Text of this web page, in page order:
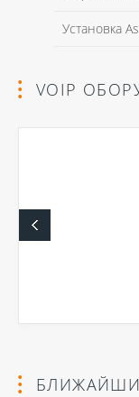
Установка
VOIP